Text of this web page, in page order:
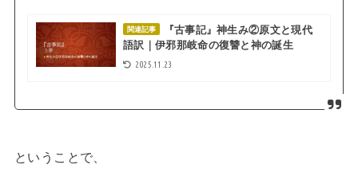
関連記事
『古事記』神生み②原文と現代
語訳｜伊邪那岐命の復讐と神の誕生
2025.11.23
ということで、